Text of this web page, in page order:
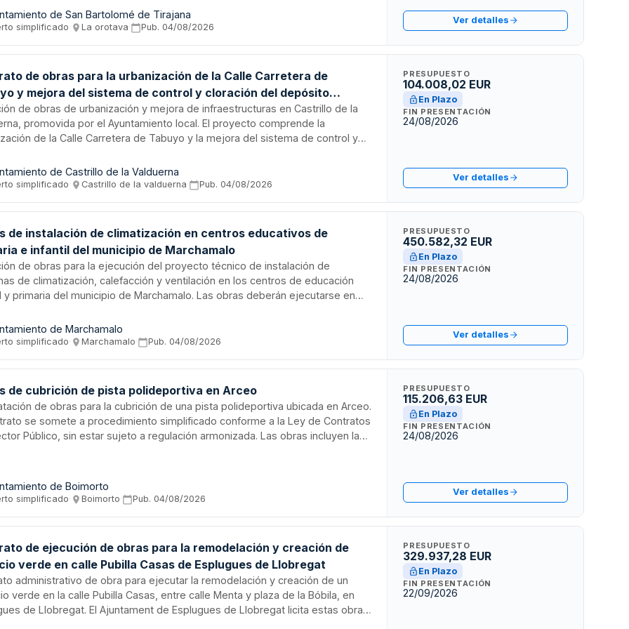
abierto simplificado conforme a la Ley de Contratos del Sector
de San Bartolomé de Tirajana
simplificado· La orotava· Pub. 04/08/2026
Ver detalles
de obras para la urbanización de la Calle Carretera de
y mejora del sistema de control y cloración del depósito
en Castrillo de la Valduerna
de obras de urbanización y mejora de infraestructuras en Castrillo de la
promovida por el Ayuntamiento local. El proyecto comprende la
de la Calle Carretera de Tabuyo y la mejora del sistema de control y
de León conforme al Plan de Infraestructuras, Obras y Servicios
2025. El régimen jurídico aplicable se ajusta a la Ley de Contratos del Sector
G, subgrupo 6, categoría b.
de Castrillo de la Valduerna
simplificado· Castrillo de la valduerna· Pub. 04/08/2026
PRESUPUESTO
104.008,02 EUR
En Plazo
FIN PRESENTACIÓN
24/08/2026
Ver detalles
de instalación de climatización en centros educativos de
e infantil del municipio de Marchamalo
de obras para la ejecución del proyecto técnico de instalación de
de climatización, calefacción y ventilación en los centros de educación
y primaria del municipio de Marchamalo. Las obras deberán ejecutarse en
El contrato incluye suministro de equipos, instalación de conducciones y
en marcha de los sistemas.
de Marchamalo
simplificado· Marchamalo· Pub. 04/08/2026
PRESUPUESTO
450.582,32 EUR
En Plazo
FIN PRESENTACIÓN
24/08/2026
Ver detalles
de cubrición de pista polideportiva en Arceo
de obras para la cubrición de una pista polideportiva ubicada en Arceo.
se somete a procedimiento simplificado conforme a la Ley de Contratos
Público, sin estar sujeto a regulación armonizada. Las obras incluyen la
sociales y ambientales transversales en la ejecución.
de Boimorto
simplificado· Boimorto· Pub. 04/08/2026
PRESUPUESTO
115.206,63 EUR
En Plazo
FIN PRESENTACIÓN
24/08/2026
Ver detalles
de ejecución de obras para la remodelación y creación de
verde en calle Pubilla Casas de Esplugues de Llobregat
administrativo de obra para ejecutar la remodelación y creación de un
verde en la calle Pubilla Casas, entre calle Menta y plaza de la Bóbila, en
de Llobregat. El Ajuntament de Esplugues de Llobregat licita estas obras
PRESUPUESTO
329.937,28 EUR
En Plazo
FIN PRESENTACIÓN
22/09/2026